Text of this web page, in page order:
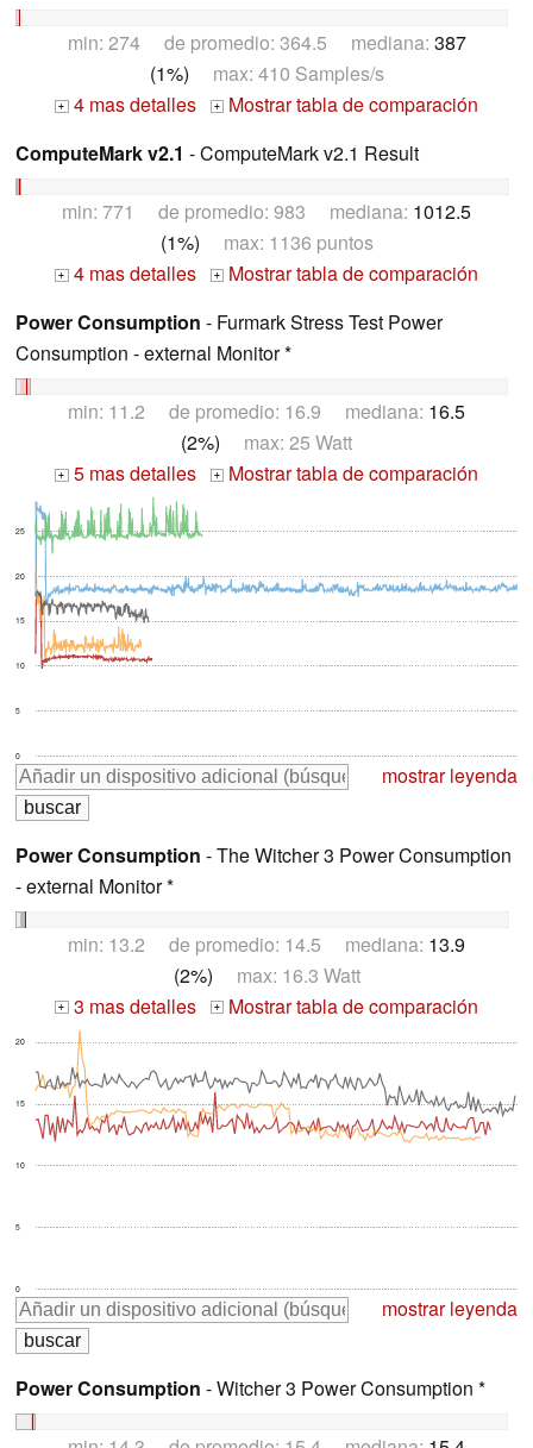
min: 274 de promedio: 364.5 mediana: 387
(1%) max: 410 Samples/s
+ 4 mas detalles +
Mostrar tabla de comparación
ComputeMark v2.1 - ComputeMark v2.1 Result
min: 771 de promedio: 983 mediana: 1012.5
(1%) max: 1136 puntos
+ 4 mas detalles +
Mostrar tabla de comparación
Power Consumption - Furmark Stress Test Power
Consumption - external Monitor *
min: 11.2 de promedio: 16.9 mediana: 16.5
(2%) max: 25 Watt
+ 5 mas detalles + Mostrar tabla de comparación
0
5
10
15
20
25
mostrar leyenda
Power Consumption - The Witcher 3 Power Consumption
- external Monitor *
min: 13.2 de promedio: 14.5 mediana: 13.9
(2%) max: 16.3 Watt
+ 3 mas detalles + Mostrar tabla de comparación
0
5
10
15
20
mostrar leyenda
Power Consumption - Witcher 3 Power Consumption *